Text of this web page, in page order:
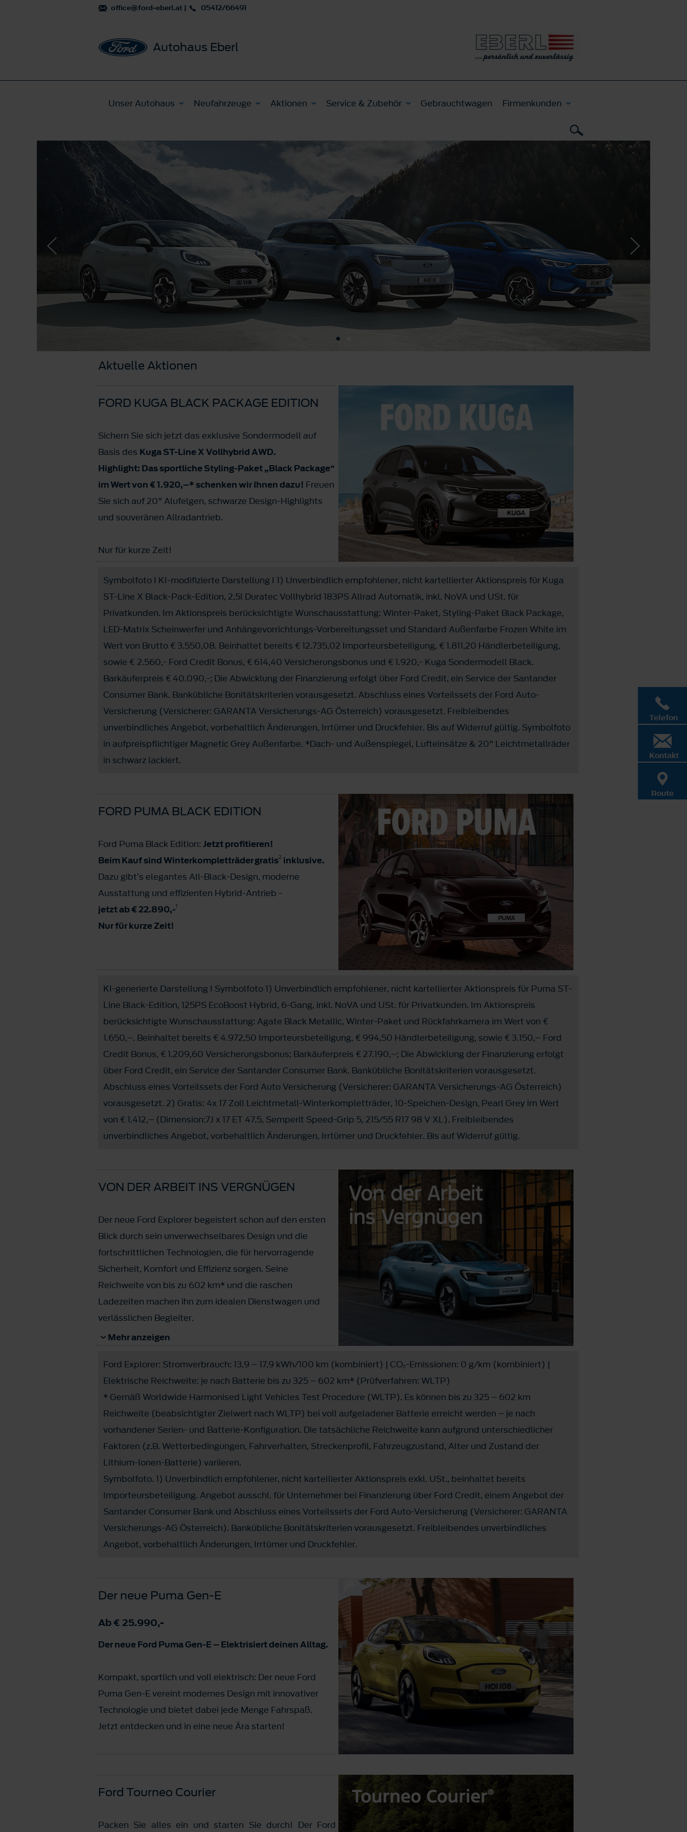
office@ford-eberl.at | 05412/66491
Autohaus Eberl
Unser Autohaus Neufahrzeuge Aktionen Service & Zubehör Gebrauchtwagen Firmenkunden
Aktuelle Aktionen
FORD KUGA BLACK PACKAGE EDITION
Sichern Sie sich jetzt das exklusive Sondermodell auf
Basis des Kuga ST-Line X Vollhybrid AWD.
Highlight: Das sportliche Styling-Paket „Black Package“
im Wert von € 1.920,–* schenken wir Ihnen dazu! Freuen
Sie sich auf 20" Alufelgen, schwarze Design-Highlights
und souveränen Allradantrieb.
Nur für kurze Zeit!
Symbolfoto I KI-modifizierte Darstellung I 1) Unverbindlich empfohlener, nicht kartellierter Aktionspreis für Kuga
ST-Line X Black-Pack-Edition, 2,5l Duratec Vollhybrid 183PS Allrad Automatik, inkl. NoVA und USt. für
Privatkunden. Im Aktionspreis berücksichtigte Wunschausstattung: Winter-Paket, Styling-Paket Black Package,
LED-Matrix Scheinwerfer und Anhängevorrichtungs-Vorbereitungsset und Standard Außenfarbe Frozen White im
Wert von Brutto € 3.550,08. Beinhaltet bereits € 12.735,02 Importeursbeteiligung, € 1.811,20 Händlerbeteiligung,
sowie € 2.560,- Ford Credit Bonus, € 614,40 Versicherungsbonus und € 1.920,- Kuga Sondermodell Black.
Barkäuferpreis € 40.090,-; Die Abwicklung der Finanzierung erfolgt über Ford Credit, ein Service der Santander
Consumer Bank. Bankübliche Bonitätskriterien vorausgesetzt. Abschluss eines Vorteilssets der Ford Auto-
Versicherung (Versicherer: GARANTA Versicherungs-AG Österreich) vorausgesetzt. Freibleibendes
unverbindliches Angebot, vorbehaltlich Änderungen, Irrtümer und Druckfehler. Bis auf Widerruf gültig. Symbolfoto
in aufpreispflichtiger Magnetic Grey Außenfarbe. *Dach- und Außenspiegel, Lufteinsätze & 20" Leichtmetallräder
in schwarz lackiert.
FORD PUMA BLACK EDITION
Ford Puma Black Edition: Jetzt profitieren!
Beim Kauf sind Winterkompletträdergratis2 inklusive.
Dazu gibt’s elegantes All-Black-Design, moderne
Ausstattung und effizienten Hybrid-Antrieb -
jetzt ab € 22.890,-1
Nur für kurze Zeit!
KI-generierte Darstellung I Symbolfoto 1) Unverbindlich empfohlener, nicht kartellierter Aktionspreis für Puma ST-
Line Black-Edition, 125PS EcoBoost Hybrid, 6-Gang, inkl. NoVA und USt. für Privatkunden. Im Aktionspreis
berücksichtigte Wunschausstattung: Agate Black Metallic, Winter-Paket und Rückfahrkamera im Wert von €
1.650,–. Beinhaltet bereits € 4.972,50 Importeursbeteiligung, € 994,50 Händlerbeteiligung, sowie € 3.150,– Ford
Credit Bonus, € 1.209,60 Versicherungsbonus; Barkäuferpreis € 27.190,–; Die Abwicklung der Finanzierung erfolgt
über Ford Credit, ein Service der Santander Consumer Bank. Bankübliche Bonitätskriterien vorausgesetzt.
Abschluss eines Vorteilssets der Ford Auto Versicherung (Versicherer: GARANTA Versicherungs-AG Österreich)
vorausgesetzt. 2) Gratis: 4x 17 Zoll Leichtmetall-Winterkompletträder, 10-Speichen-Design, Pearl Grey im Wert
von € 1.412,– (Dimension:7J x 17 ET 47.5, Semperit Speed-Grip 5, 215/55 R17 98 V XL). Freibleibendes
unverbindliches Angebot, vorbehaltlich Änderungen, Irrtümer und Druckfehler. Bis auf Widerruf gültig.
VON DER ARBEIT INS VERGNÜGEN
Der neue Ford Explorer begeistert schon auf den ersten
Blick durch sein unverwechselbares Design und die
fortschrittlichen Technologien, die für hervorragende
Sicherheit, Komfort und Effizienz sorgen. Seine
Reichweite von bis zu 602 km* und die raschen
Ladezeiten machen ihn zum idealen Dienstwagen und
verlässlichen Begleiter.
Nur für Unternehmerkunden.
Mehr anzeigen
Ford Explorer: Stromverbrauch: 13,9 – 17,9 kWh/100 km (kombiniert) | CO₂-Emissionen: 0 g/km (kombiniert) |
Elektrische Reichweite: je nach Batterie bis zu 325 – 602 km* (Prüfverfahren: WLTP)
* Gemäß Worldwide Harmonised Light Vehicles Test Procedure (WLTP). Es können bis zu 325 – 602 km
Reichweite (beabsichtigter Zielwert nach WLTP) bei voll aufgeladener Batterie erreicht werden – je nach
vorhandener Serien- und Batterie-Konfiguration. Die tatsächliche Reichweite kann aufgrund unterschiedlicher
Faktoren (z.B. Wetterbedingungen, Fahrverhalten, Streckenprofil, Fahrzeugzustand, Alter und Zustand der
Lithium-Ionen-Batterie) variieren.
Symbolfoto. 1) Unverbindlich empfohlener, nicht kartellierter Aktionspreis exkl. USt., beinhaltet bereits
Importeursbeteiligung. Angebot ausschl. für Unternehmer bei Finanzierung über Ford Credit, einem Angebot der
Santander Consumer Bank und Abschluss eines Vorteilssets der Ford Auto-Versicherung (Versicherer: GARANTA
Versicherungs-AG Österreich). Bankübliche Bonitätskriterien vorausgesetzt. Freibleibendes unverbindliches
Angebot, vorbehaltlich Änderungen, Irrtümer und Druckfehler.
Der neue Puma Gen-E
Ab € 25.990,-
Der neue Ford Puma Gen-E – Elektrisiert deinen Alltag.
Kompakt, sportlich und voll elektrisch: Der neue Ford
Puma Gen-E vereint modernes Design mit innovativer
Technologie und bietet dabei jede Menge Fahrspaß.
Jetzt entdecken und in eine neue Ära starten!
Ford Tourneo Courier
Packen Sie alles ein und starten Sie durch! Der Ford
Telefon
Kontakt
Route